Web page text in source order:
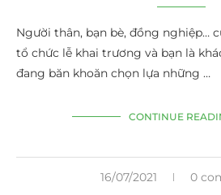
Người thân, bạn bè, đồng nghiệp…
tổ chức lễ khai trương và bạn là
đang băn khoăn chọn lựa những …
CONTINUE
16/07/2021 0